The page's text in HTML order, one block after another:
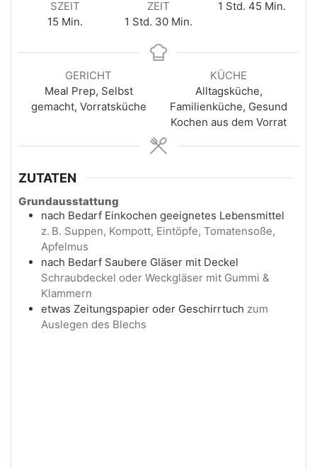
SZEIT
15 Min.
ZEIT
1 Std. 30 Min.
1 Std. 45 Min.
GERICHT
Meal Prep, Selbst
gemacht, Vorratsküche
KÜCHE
Alltagsküche,
Familienküche, Gesund
Kochen aus dem Vorrat
ZUTATEN
Grundausstattung
nach Bedarf Einkochen geeignetes Lebensmittel
z. B. Suppen, Kompott, Eintöpfe, Tomatensoße,
Apfelmus
nach Bedarf Saubere Gläser mit Deckel
Schraubdeckel oder Weckgläser mit Gummi &
Klammern
etwas Zeitungspapier oder Geschirrtuch zum
Auslegen des Blechs